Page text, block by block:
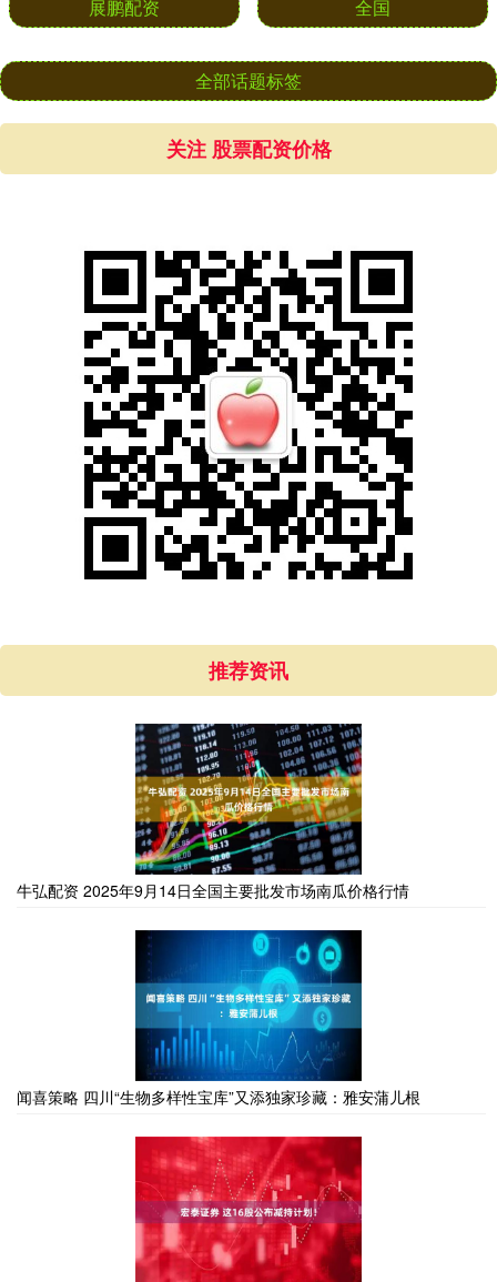
展鹏配资 全国
全部话题标签
关注 股票配资价格
推荐资讯
牛弘配资 2025年9月14日全国主要批发市场南瓜价格行情
闻喜策略 四川“生物多样性宝库”又添独家珍藏：雅安蒲儿根